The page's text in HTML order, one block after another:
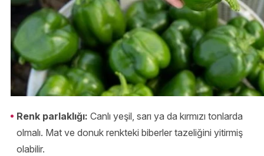
Renk parlaklığı: Canlı yeşil, sarı ya da kırmızı tonlarda
olmalı. Mat ve donuk renkteki biberler tazeliğini yitirmiş
olabilir.